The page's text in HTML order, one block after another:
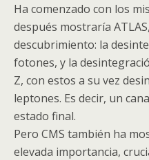
Ha comenzado con los
después mostraría ATLAS
descubrimiento: la
fotones, y la
Z, con estos a su vez
leptones. Es decir, un
estado final.
Pero CMS también ha
elevada importancia,